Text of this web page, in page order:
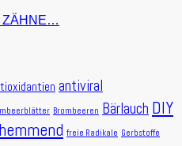
ZÄHNE…
antiviral
Brombeeren Bärlauch DIY
freie Radikale Gerbstoffe